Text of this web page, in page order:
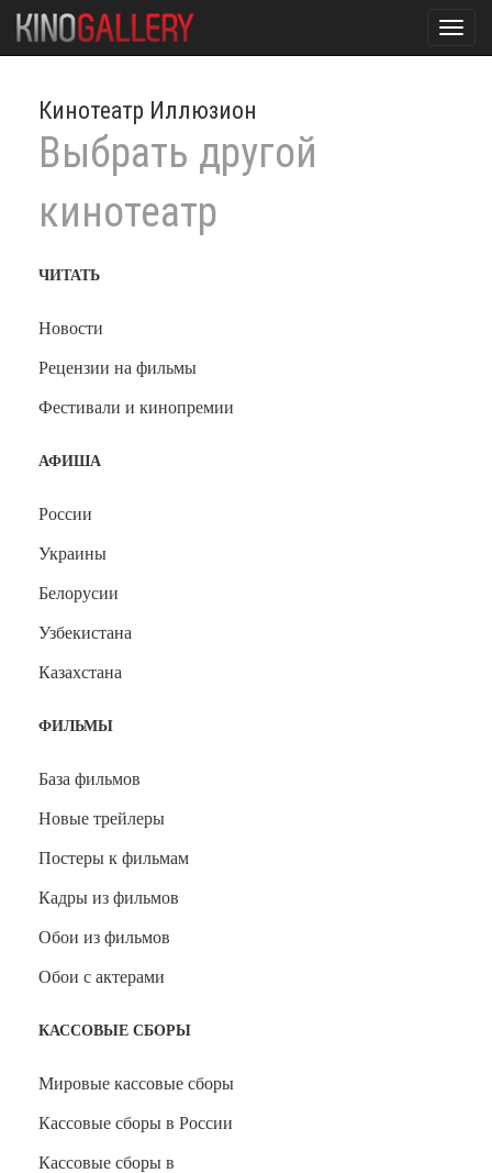
Кинотеатр Иллюзион
Выбрать другой
кинотеатр
ЧИТАТЬ
Новости
Рецензии на фильмы
Фестивали и кинопремии
АФИША
России
Украины
Белорусии
Узбекистана
Казахстана
ФИЛЬМЫ
База фильмов
Новые трейлеры
Постеры к фильмам
Кадры из фильмов
Обои из фильмов
Обои с актерами
КАССОВЫЕ СБОРЫ
Мировые кассовые сборы
Кассовые сборы в России
Кассовые сборы в